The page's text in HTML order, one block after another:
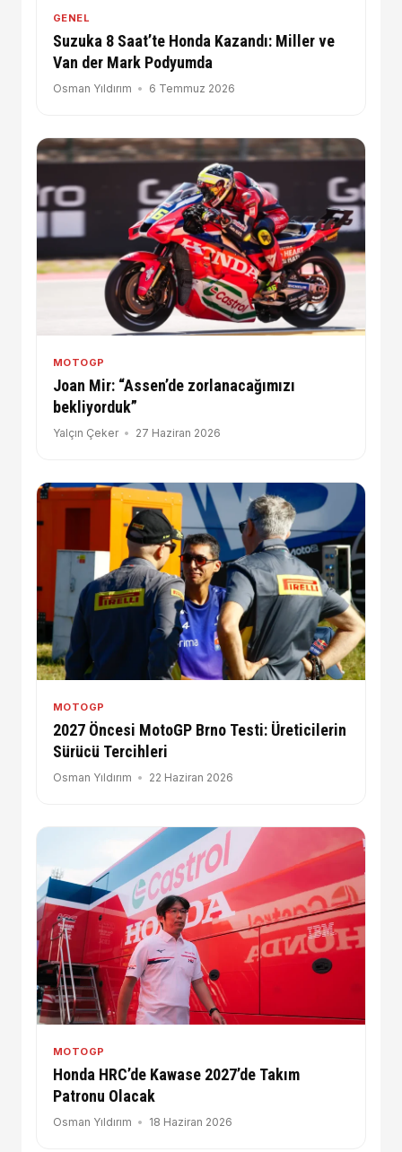
GENEL
Suzuka 8 Saat’te Honda Kazandı: Miller ve
Van der Mark Podyumda
Osman Yıldırım 6 Temmuz 2026
MOTOGP
Joan Mir: “Assen’de zorlanacağımızı
bekliyorduk”
Yalçın Çeker 27 Haziran 2026
MOTOGP
2027 Öncesi MotoGP Brno Testi: Üreticilerin
Sürücü Tercihleri
Osman Yıldırım 22 Haziran 2026
MOTOGP
Honda HRC’de Kawase 2027’de Takım
Patronu Olacak
Osman Yıldırım 18 Haziran 2026